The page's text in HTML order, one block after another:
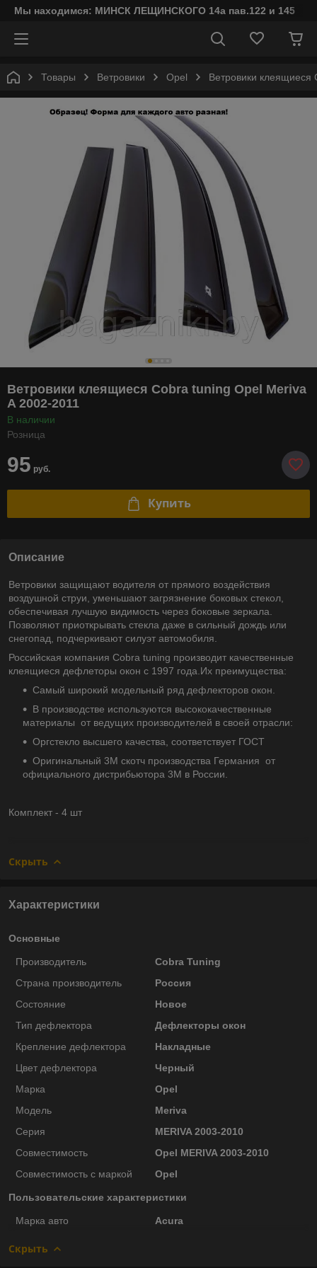
Мы находимся: МИНСК ЛЕЩИНСКОГО 14а пав.122 и 145
Товары Ветровики Opel Ветровики клеящиеся
Ветровики клеящиеся Cobra tuning Opel Meriva
A 2002-2011
В наличии
Розница
95 руб.
Купить
Описание
Ветровики защищают водителя от прямого воздействия
воздушной струи, уменьшают загрязнение боковых стекол,
обеспечивая лучшую видимость через боковые зеркала.
Позволяют приоткрывать стекла даже в сильный дождь или
снегопад, подчеркивают силуэт автомобиля.
Российская компания Cobra tuning производит качественные
клеящиеся дефлеторы окон с 1997 года.Их преимущества:
Самый широкий модельный ряд дефлекторов окон.
В производстве используются высококачественные
материалы от ведущих производителей в своей отрасли:
Оргстекло высшего качества, соответствует ГОСТ
Оригинальный 3М скотч производства Германия от
официального дистрибьютора 3М в России.
Комплект - 4 шт
Скрыть
Характеристики
Основные
Производитель
Cobra Tuning
Страна производитель
Россия
Состояние
Новое
Тип дефлектора
Дефлекторы окон
Крепление дефлектора
Накладные
Цвет дефлектора
Черный
Марка
Opel
Модель
Meriva
Серия
MERIVA 2003-2010
Совместимость
Opel MERIVA 2003-2010
Совместимость с маркой
Opel
Пользовательские характеристики
Марка авто Acura
Скрыть